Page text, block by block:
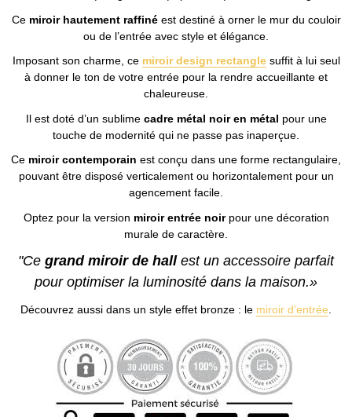
Ce miroir hautement raffinéest destiné à orner le mur du couloir
ou de l’entrée avec style et élégance.
Imposant son charme, ce miroir design rectangle suffit à lui seul
à donner le ton de votre entrée pour la rendre accueillante et
chaleureuse.
Il est doté d’un sublime cadre métal noir en métal pour une
touche de modernité qui ne passe pas inaperçue.
Ce miroir contemporain est conçu dans une forme rectangulaire,
pouvant être disposé verticalement ou horizontalement pour un
agencement facile.
Optez pour la version miroir entrée noir pour une décoration
murale de caractère.
"Ce grand miroir de hall est un accessoire parfait
pour optimiser la luminosité dans la maison.»
Découvrez aussi dans un style effet bronze : le miroir d’entrée